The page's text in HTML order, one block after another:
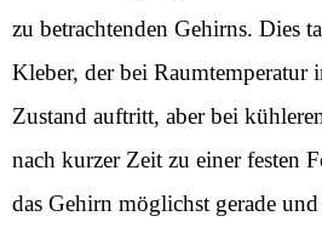
zu betrachtenden Gehirns. Dies
Kleber, der bei Raumtemperatur
Zustand auftritt, aber bei
nach kurzer Zeit zu einer festen
das Gehirn möglichst gerade